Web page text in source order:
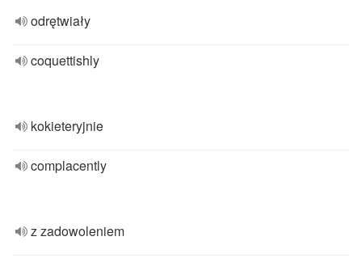
odrętwiały
coquettishly
kokieteryjnie
complacently
z zadowoleniem